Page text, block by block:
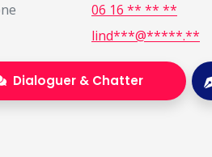
06 16 ** ** **
lind***@*****.**
Dialoguer & Chatter